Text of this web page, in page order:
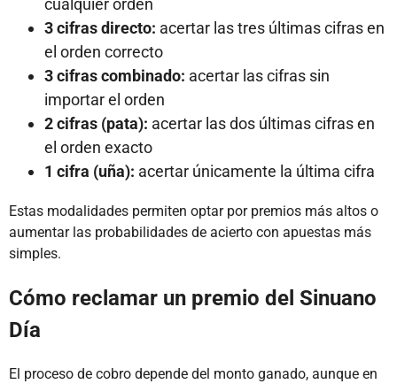
cualquier orden
3 cifras directo: acertar las tres últimas cifras en
el orden correcto
3 cifras combinado: acertar las cifras sin
importar el orden
2 cifras (pata): acertar las dos últimas cifras en
el orden exacto
1 cifra (uña): acertar únicamente la última cifra
Estas modalidades permiten optar por premios más altos o
aumentar las probabilidades de acierto con apuestas más
simples.
Cómo reclamar un premio del Sinuano
Día
El proceso de cobro depende del monto ganado, aunque en